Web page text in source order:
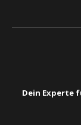
Dein Experte